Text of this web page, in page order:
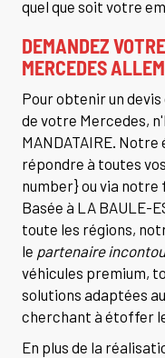
quel que soit votre
DEMANDEZ
MERCEDES
Pour obtenir un
de votre Mercedes,
MANDATAIRE.
répondre à toutes
number} ou via notre
Basée à LA BAULE-
toute les régions,
le partenaire
véhicules premium,
solutions adaptées
cherchant à étoffer
En plus de la